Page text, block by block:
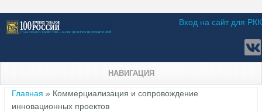
Вход на сайт для РКК
НАВИГАЦИЯ
Вы здесь
Главная » Коммерциализация и сопровождение
инновационных проектов